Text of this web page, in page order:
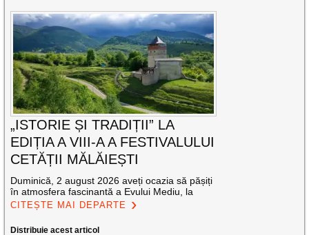
„ISTORIE ȘI TRADIȚII” LA
EDIȚIA A VIII-A A FESTIVALULUI
CETĂȚII MĂLĂIEȘTI
Duminică, 2 august 2026 aveți ocazia să pășiți
în atmosfera fascinantă a Evului Mediu, la
CITEȘTE MAI DEPARTE
Distribuie acest articol